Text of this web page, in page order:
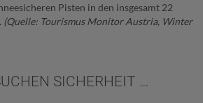
Pisten in den insgesamt 22
(Quelle: Tourismus Monitor Austria, Winter
SICHERHEIT …